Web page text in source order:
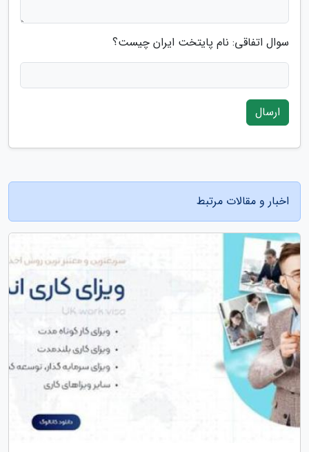
سوال اتفاقی: نام پایتخت ایران چیست؟
ارسال
اخبار و مقالات مرتبط